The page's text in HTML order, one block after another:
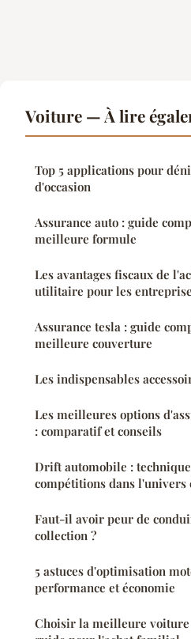
Voiture — À lire
Top 5 applications pour
d'occasion
Assurance auto : guide
meilleure formule
Les avantages fiscaux de
utilitaire pour les
Assurance tesla : guide
meilleure couverture
Les indispensables
Les meilleures options
: comparatif et conseils
Drift automobile :
compétitions dans l'univers
Faut-il avoir peur de
collection ?
5 astuces d'optimisation
performance et économie
Choisir la meilleure voiture